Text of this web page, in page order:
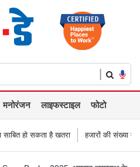
|
मनोरंजन लाइफस्टाइल फोटो
में सड़कों पर उतरे किसान, नागपुर-हैदराबाद